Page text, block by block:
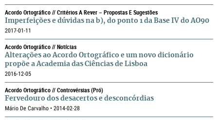
Acordo Ortográfico // Critérios A Rever – Propostas E Sugestões
Imperfeições e dúvidas na b), do ponto 1 da Base IV do AO90
2017-01-11
Acordo Ortográfico // Notícias
Alterações ao Acordo Ortográfico e um novo dicionário
propõe a Academia das Ciências de Lisboa
2016-12-05
Acordo Ortográfico // Controvérsias (pró)
Fervedouro dos desacertos e desconcórdias
Mário De Carvalho • 2014-02-28